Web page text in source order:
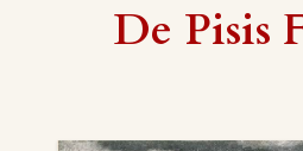
De Pisis